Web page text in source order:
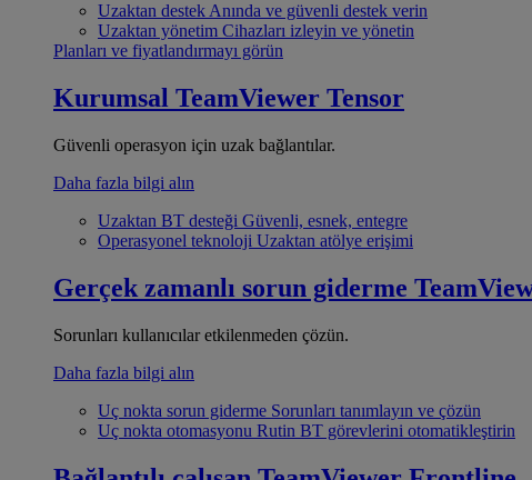
Uzaktan destek Anında ve güvenli destek verin
Uzaktan yönetim Cihazları izleyin ve yönetin
Planları ve fiyatlandırmayı görün
Kurumsal TeamViewer Tensor
Güvenli operasyon için uzak bağlantılar.
Daha fazla bilgi alın
Uzaktan BT desteği Güvenli, esnek, entegre
Operasyonel teknoloji Uzaktan atölye erişimi
Gerçek zamanlı sorun giderme
Sorunları kullanıcılar etkilenmeden çözün.
Daha fazla bilgi alın
Uç nokta sorun giderme Sorunları tanımlayın ve çözün
Uç nokta otomasyonu Rutin BT görevlerini otomatikleştirin